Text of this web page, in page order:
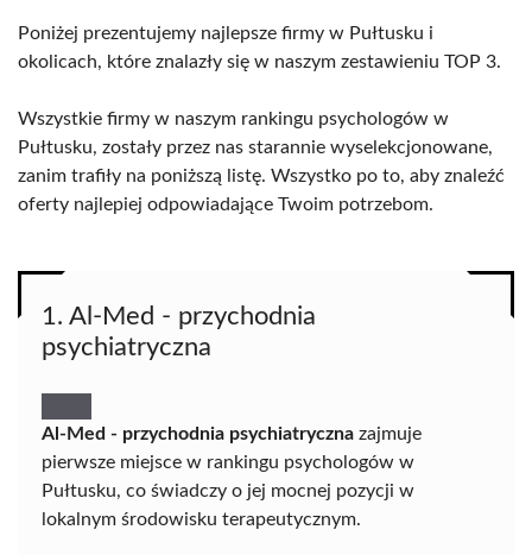
Poniżej prezentujemy najlepsze firmy w Pułtusku i
okolicach, które znalazły się w naszym zestawieniu TOP 3.
Wszystkie firmy w naszym rankingu psychologów w
Pułtusku, zostały przez nas starannie wyselekcjonowane,
zanim trafiły na poniższą listę. Wszystko po to, aby znaleźć
oferty najlepiej odpowiadające Twoim potrzebom.
1. Al-Med - przychodnia
psychiatryczna
Al-Med - przychodnia psychiatryczna zajmuje
pierwsze miejsce w rankingu psychologów w
Pułtusku, co świadczy o jej mocnej pozycji w
lokalnym środowisku terapeutycznym.